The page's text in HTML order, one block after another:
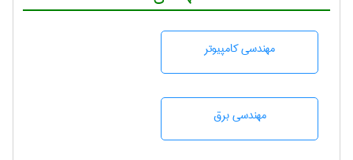
مهندسی كامپيوتر
مهندسی برق